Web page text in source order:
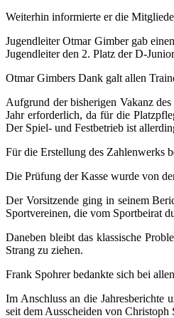
Weiterhin informierte er die
Jugendleiter Otmar Gimber gab
Jugendleiter den 2. Platz der D-
Otmar Gimbers Dank galt allen
Aufgrund der bisherigen Vakanz
Jahr erforderlich, da für die
Der Spiel- und Festbetrieb ist
Für die Erstellung des Zahlenwerks
Die Prüfung der Kasse wurde von
Der Vorsitzende ging in seinem
Sportvereinen, die vom Sportbeirat
Daneben bleibt das klassische
Strang zu ziehen.
Frank Spohrer bedankte sich bei
Im Anschluss an die Jahresberichte
seit dem Ausscheiden von Christoph